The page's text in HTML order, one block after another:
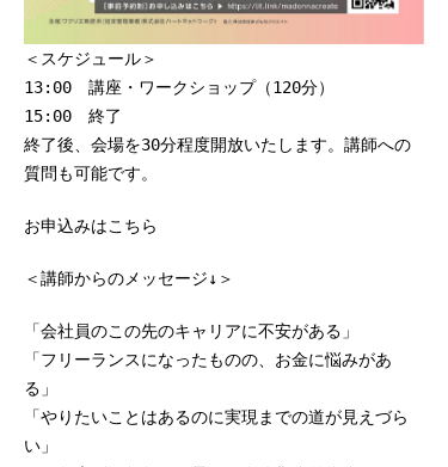
＜スケジュール＞
13:00 講座・ワークショップ（120分）
15:00 終了
終了後、会場を30分程度開放いたします。講師への
質問も可能です。
お申込みはこちら
＜講師からのメッセージ↓＞
「会社員のこの先のキャリアに不安がある」
「フリーランスになったものの、お金に悩みがあ
る」
「やりたいことはあるのに実現までの道が見えづら
い」